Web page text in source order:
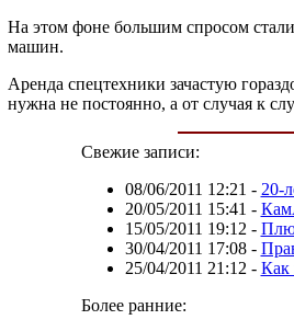
На этом фоне большим спросом
машин.
Аренда спецтехники зачастую
нужна не постоянно, а от случая к
Свежие записи:
08/06/2011 12:21 - 20-
20/05/2011 15:41 -
15/05/2011 19:12 -
30/04/2011 17:08-
25/04/2011 21:12 - Как
Более ранние: